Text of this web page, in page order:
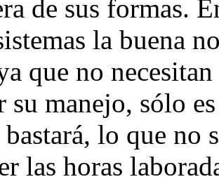
de sus formas.
la buena
que no
su manejo, sólo
bastará, lo que no
las horas